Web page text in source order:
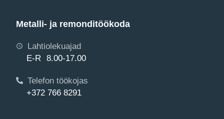
Metalli- ja remonditöökoda
Lahtiolekuajad
E-R 8.00-17.00
Telefon töökojas
+372 766 8291